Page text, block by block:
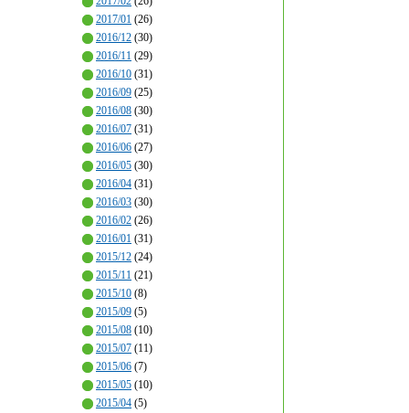
2017/01 (26)
2016/12 (30)
2016/11 (29)
2016/10 (31)
2016/09 (25)
2016/08 (30)
2016/07 (31)
2016/06 (27)
2016/05 (30)
2016/04 (31)
2016/03 (30)
2016/02 (26)
2016/01 (31)
2015/12 (24)
2015/11 (21)
2015/10 (8)
2015/09 (5)
2015/08 (10)
2015/07 (11)
2015/06 (7)
2015/05 (10)
2015/04 (5)